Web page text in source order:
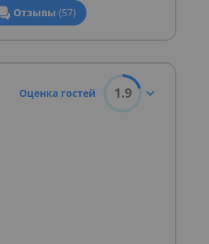
Отзывы (57)
Оценка гостей 1.9